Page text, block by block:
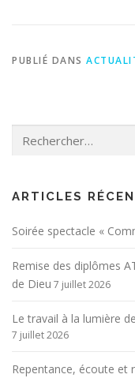
PUBLIÉ DANS
ARTICLES
Soirée spectacle «
Remise des diplômes
de Dieu 7 juillet 2026
Le travail à la lumière
7 juillet 2026
Repentance, écoute et